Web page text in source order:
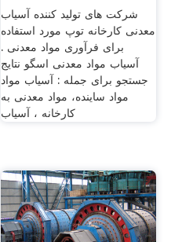
شرکت های تولید کننده آسیاب
معدنی ‫کارخانه توپ مورد استفاده
برای فرآوری مواد معدنی .
آسیاب مواد معدنی اسگو نتایج
جستجو برای جمله : آسیاب مواد
مواد ساینده، مواد معدنی به
کارخانه ، آسیاب